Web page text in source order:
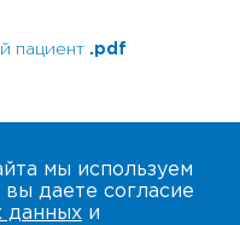
пациент .pdf
мы используем
вы даете согласие
данных и